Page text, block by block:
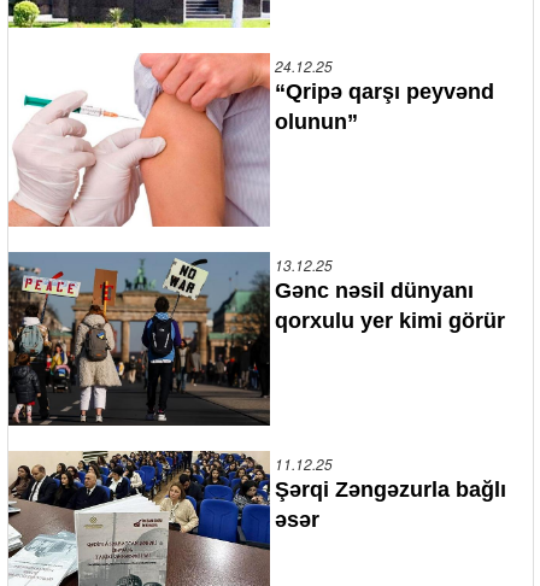
24.12.25
“Qripə qarşı peyvənd
olunun”
13.12.25
Gənc nəsil dünyanı
qorxulu yer kimi görür
11.12.25
Şərqi Zəngəzurla bağlı
əsər